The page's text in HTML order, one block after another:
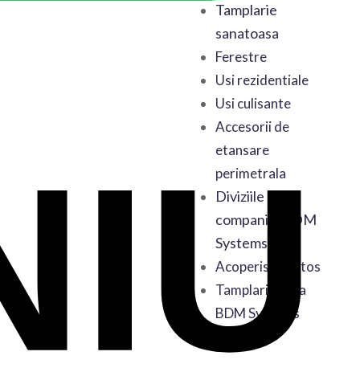
Tamplarie
sanatoasa
Ferestre
Usi rezidentiale
Usi culisante
Accesorii de
etansare
perimetrala
Diviziile
companiei BDM
Systems
Acoperis Sanatos
Tamplarie de la
BDM Systems